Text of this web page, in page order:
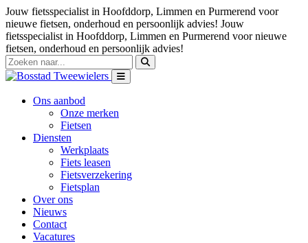
Jouw fietsspecialist in Hoofddorp, Limmen en Purmerend voor
nieuwe fietsen, onderhoud en persoonlijk advies! Jouw
fietsspecialist in Hoofddorp, Limmen en Purmerend voor nieuwe
fietsen, onderhoud en persoonlijk advies!
Ons aanbod
Onze merken
Fietsen
Diensten
Werkplaats
Fiets leasen
Fietsverzekering
Fietsplan
Over ons
Nieuws
Contact
Vacatures